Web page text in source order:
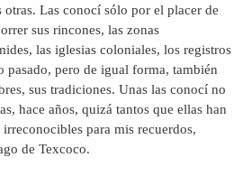
Las conocí sólo por el placer de
sus rincones, las zonas
las iglesias coloniales, los registros
pasado, pero de igual forma, también
sus tradiciones. Unas las conocí no
hace años, quizá tantos que ellas han
irreconocibles para mis recuerdos,
de Texcoco.